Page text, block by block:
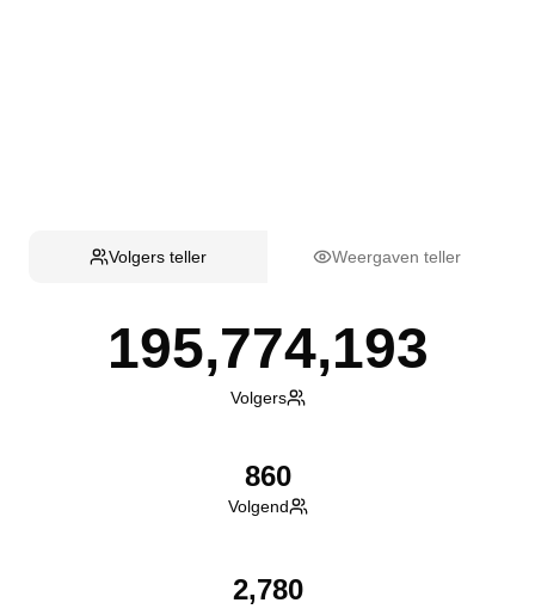
Volgers teller Weergaven teller
195,774,193
Volgers
860
Volgend
2,780